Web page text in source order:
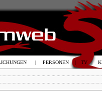
| PERSONEN | TV |